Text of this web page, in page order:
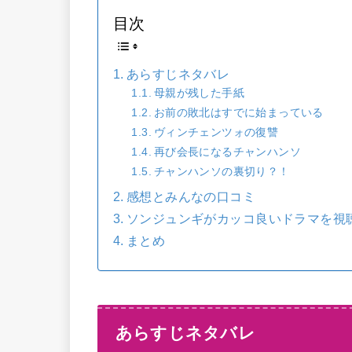
目次
あらすじネタバレ
母親が残した手紙
お前の敗北はすでに始まっている
ヴィンチェンツォの復讐
再び会長になるチャンハンソ
チャンハンソの裏切り？！
感想とみんなの口コミ
ソンジュンギがカッコ良いドラマを視
まとめ
あらすじネタバレ